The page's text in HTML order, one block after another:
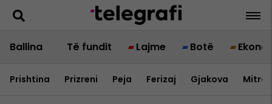
Ballina Të fundit Lajme Botë
Prishtina Prizreni Peja Ferizaj Gjakova